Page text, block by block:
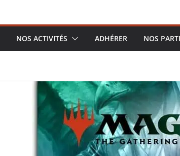
NOS ACTIVITÉS ADHÉRER NOS